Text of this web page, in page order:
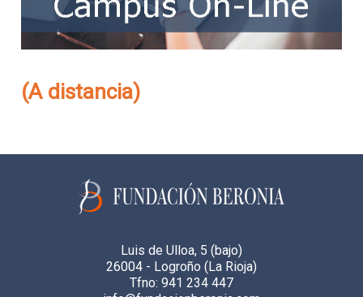
(A distancia)
Luis de Ulloa, 5 (bajo)
26004 - Logroño (La Rioja)
Tfno: 941 234 447